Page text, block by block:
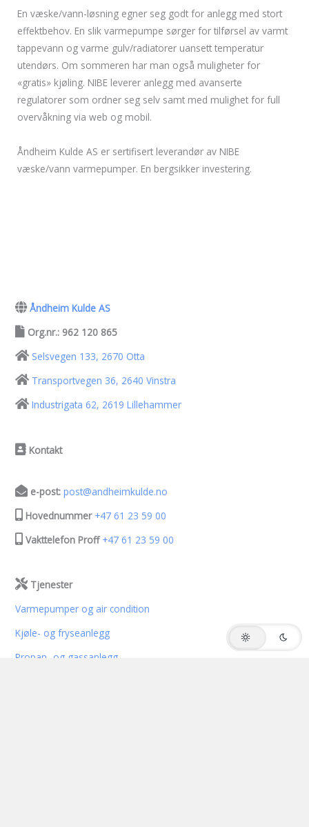
En væske/vann-løsning egner seg godt for anlegg med stort
effektbehov. En slik varmepumpe sørger for tilførsel av varmt
tappevann og varme gulv/radiatorer uansett temperatur
utendørs. Om sommeren har man også muligheter for
«gratis» kjøling. NIBE leverer anlegg med avanserte
regulatorer som ordner seg selv samt med mulighet for full
overvåkning via web og mobil.
Åndheim Kulde AS er sertifisert leverandør av NIBE
væske/vann varmepumper. En bergsikker investering.
Åndheim Kulde AS
Org.nr.: 962 120 865
Selsvegen 133, 2670 Otta
Transportvegen 36, 2640 Vinstra
Industrigata 62, 2619 Lillehammer
Kontakt
e-post: post@andheimkulde.no
Hovednummer +47 61 23 59 00
Vakttelefon Proff +47 61 23 59 00
Tjenester
Varmepumper og air condition
Kjøle- og fryseanlegg
Propan- og gassanlegg